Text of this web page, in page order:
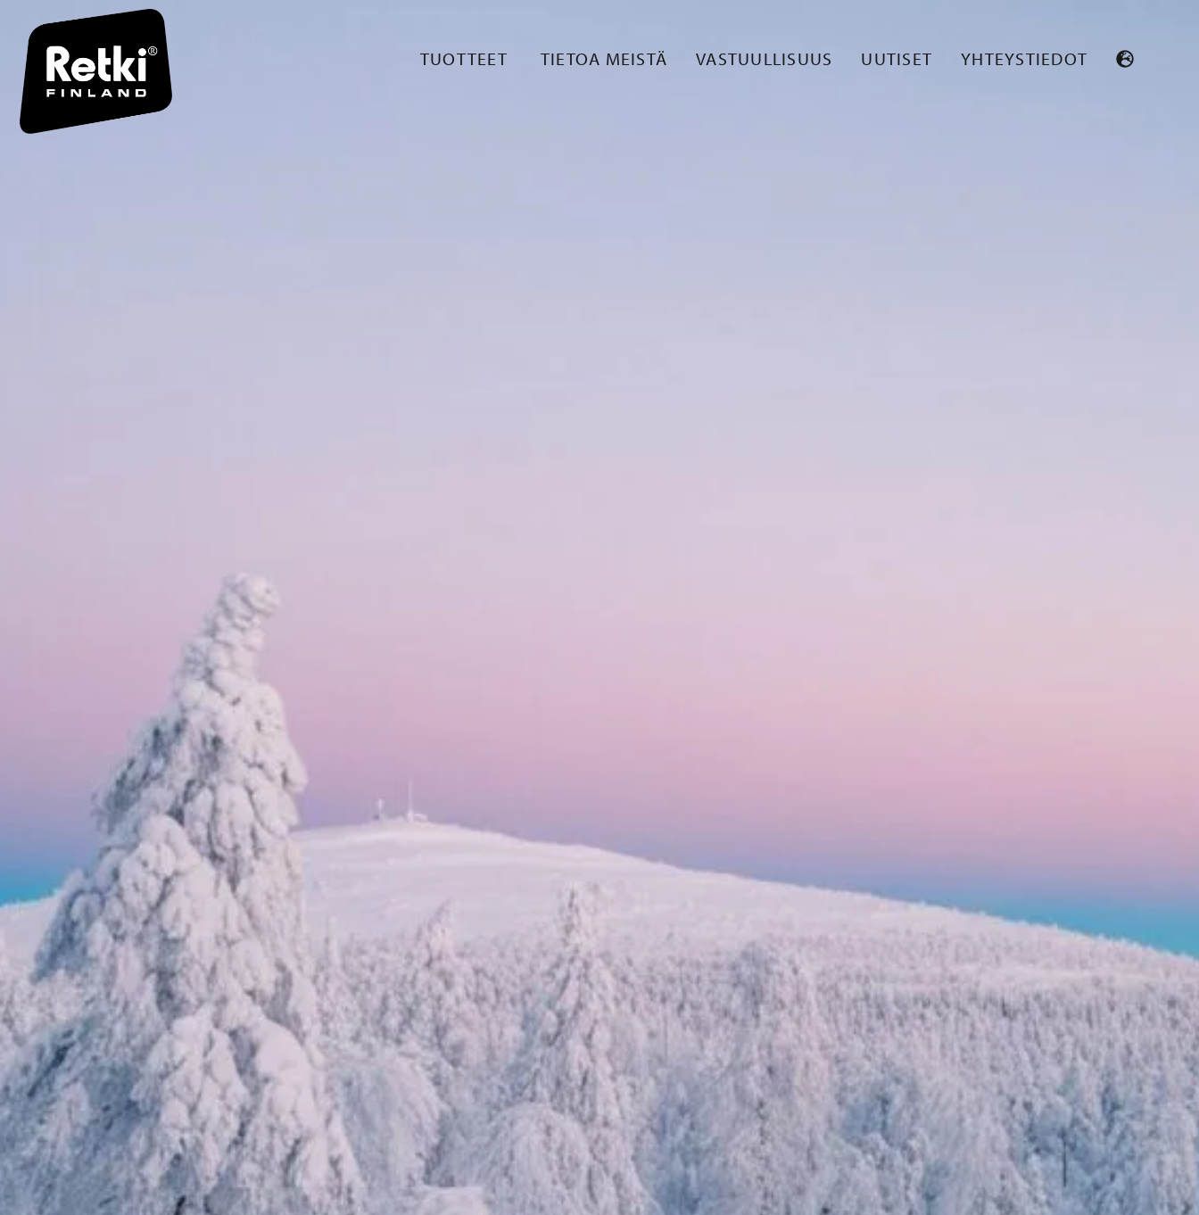
TUOTTEET TIETOA MEISTÄ VASTUULLISUUS UUTISET YHTEYSTIEDOT